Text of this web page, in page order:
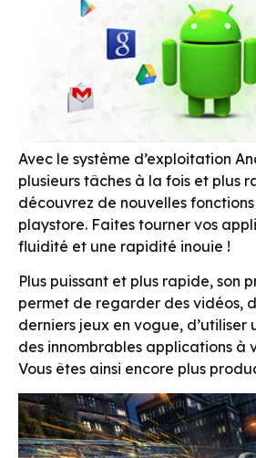
Avec le système d’exploitation
plusieurs tâches à la fois et plus
découvrez de nouvelles fonctions
playstore. Faites tourner vos
fluidité et une rapidité inouie !
Plus puissant et plus rapide, son
permet de regarder des vidéos,
derniers jeux en vogue, d’utiliser
des innombrables applications à
Vous êtes ainsi encore plus